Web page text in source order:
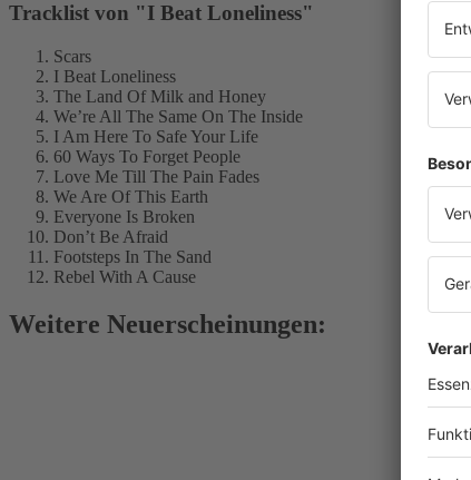
Tracklist von "I Beat Loneliness"
Scars
I Beat Loneliness
The Land Of Milk and Honey
We’re All The Same On The Inside
I Am Here To Safe Your Life
60 Ways To Forget People
Love Me Till The Pain Fades
We Are Of This Earth
Everyone Is Broken
Don’t Be Afraid
Footsteps In The Sand
Rebel With A Cause
Weitere Neuerscheinungen: